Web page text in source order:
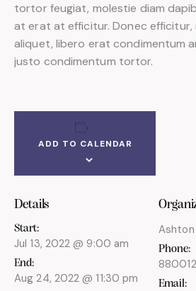
tortor feugiat, molestie diam
at erat at efficitur. Donec efficitur,
aliquet, libero erat condimentum
justo condimentum tortor.
ADD TO CALENDAR
Details
Start:
Jul 13, 2022 @ 9:00 am
End:
Aug 24, 2022 @ 11:30 pm
Phone:
Email: